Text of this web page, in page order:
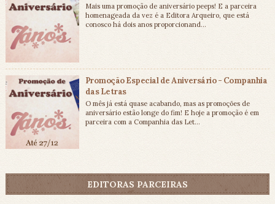
Mais uma promoção de aniversário peeps! E a parceira
homenageada da vez é a Editora Arqueiro, que está
conosco há dois anos proporcionand...
Promoção Especial de Aniversário - Companhia
das Letras
O mês já está quase acabando, mas as promoções de
aniversário estão longe do fim! E hoje a promoção é em
parceira com a Companhia das Let...
EDITORAS PARCEIRAS